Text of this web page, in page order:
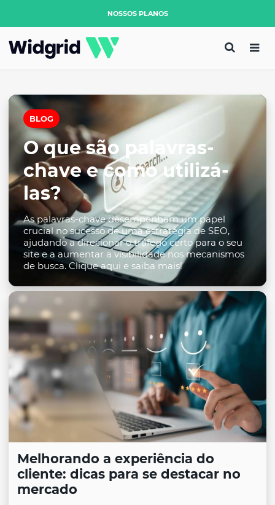
NOSSOS PLANOS
BLOG
O que são palavras-
chave e como utilizá-
las?
As palavras-chave desempenham um papel
crucial no sucesso de uma estratégia de SEO,
ajudando a direcionar o tráfego certo para o seu
site e a aumentar a visibilidade nos mecanismos
de busca. Clique aqui e saiba mais!
Melhorando a experiência do
cliente: dicas para se destacar no
mercado